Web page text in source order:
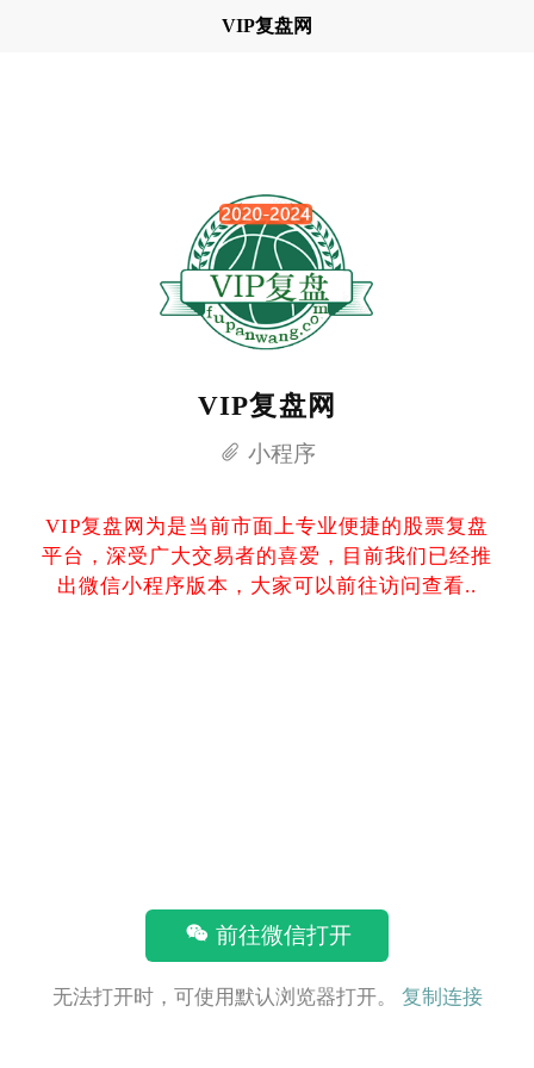
VIP复盘网
VIP复盘网
小程序
VIP复盘网为是当前市面上专业便捷的股票复盘
平台，深受广大交易者的喜爱，目前我们已经推
出微信小程序版本，大家可以前往访问查看..
前往微信打开
无法打开时，可使用默认浏览器打开。 复制连接